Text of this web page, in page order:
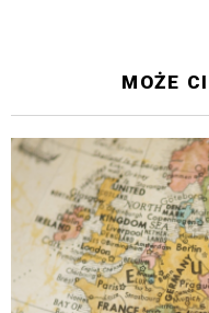
MOŻE